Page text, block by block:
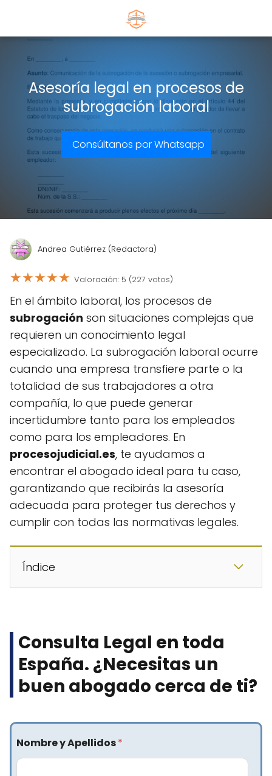
Asesoría legal en procesos de
subrogación laboral
Consúltanos por Whatsapp
Andrea Gutiérrez (Redactora)
★★★★★ Valoración: 5 (227 votos)
En el ámbito laboral, los procesos de
subrogación son situaciones complejas que
requieren un conocimiento legal
especializado. La subrogación laboral ocurre
cuando una empresa transfiere parte o la
totalidad de sus trabajadores a otra
compañía, lo que puede generar
incertidumbre tanto para los empleados
como para los empleadores. En
procesojudicial.es, te ayudamos a
encontrar el abogado ideal para tu caso,
garantizando que recibirás la asesoría
adecuada para proteger tus derechos y
cumplir con todas las normativas legales.
Índice
Consulta Legal en toda
España. ¿Necesitas un
buen abogado cerca de ti?​
Nombre y Apellidos*